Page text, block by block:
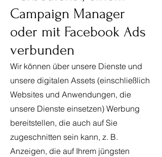
Campaign Manager
oder mit Facebook Ads
verbunden
Wir können über unsere Dienste und
unsere digitalen Assets (einschließlich
Websites und Anwendungen, die
unsere Dienste einsetzen) Werbung
bereitstellen, die auch auf Sie
zugeschnitten sein kann, z. B.
Anzeigen, die auf Ihrem jüngsten